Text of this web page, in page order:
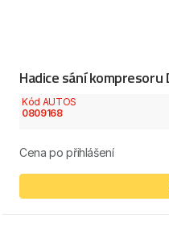
Hadice sání kompresoru
Kód AUTOS
0809168
Cena po přihlášení